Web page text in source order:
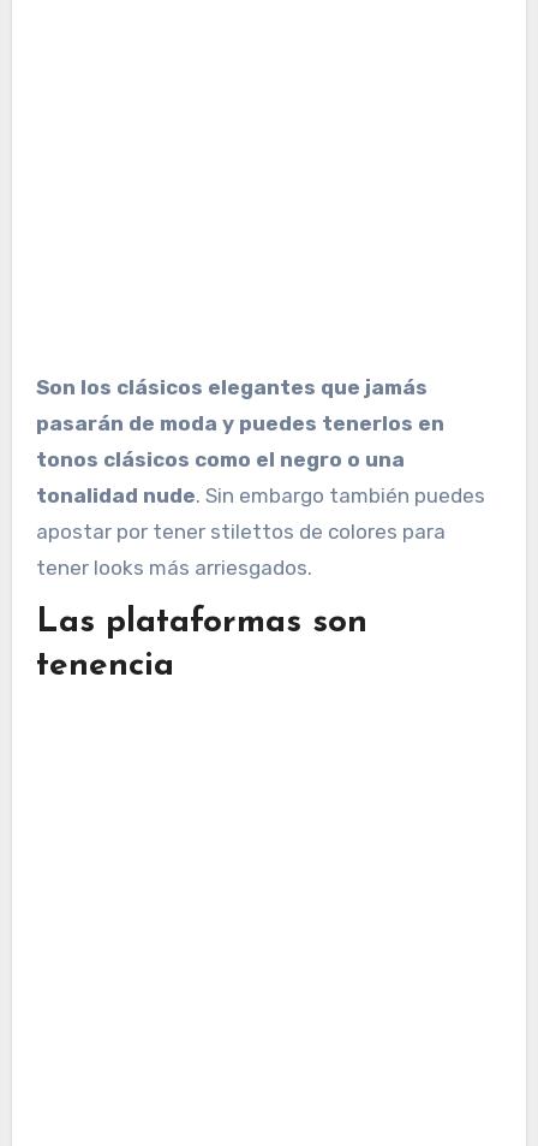
Son los clásicos elegantes que jamás
pasarán de moda y puedes tenerlos en
tonos clásicos como el negro o una
tonalidad nude. Sin embargo también puedes
apostar por tener stilettos de colores para
tener looks más arriesgados.
Las plataformas son
tenencia